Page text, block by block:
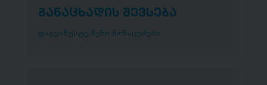
განაცხადის შევსება
დაგვიზუსტე შენი მონაცემები